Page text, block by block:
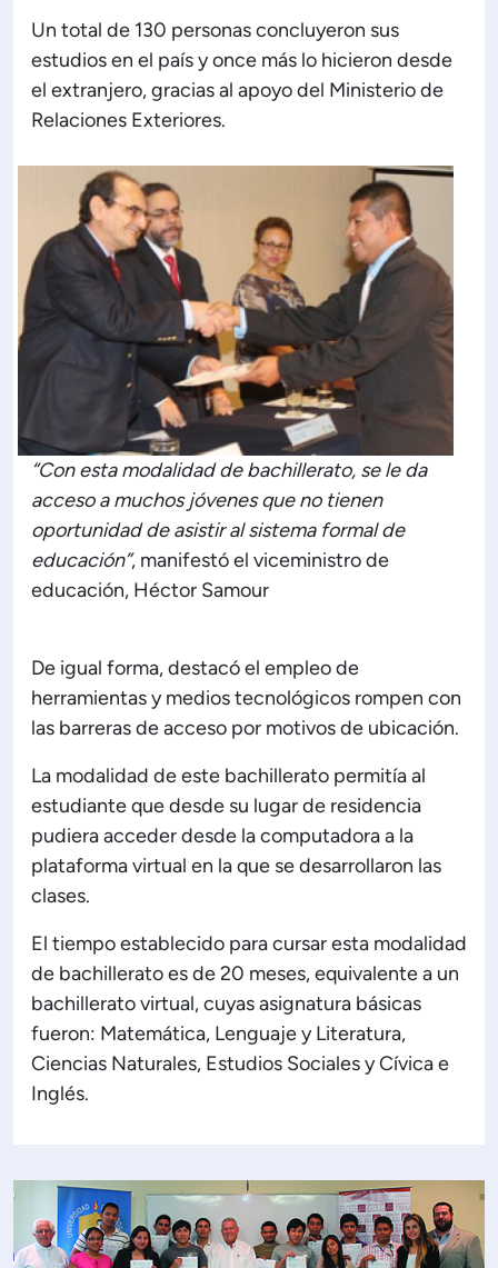
Académica
Secretaría General
de Ciencia y Tecnología
de Gestión Institucional
de Administración y Finanzas
Profesional e Internacionalización
Calidad Académica
Políticas institucionales
Acreditaciones
Boletín de noticias
Línea de tiempo
Un total de 130 personas concluyeron sus
estudios en el país y once más lo hicieron desde
el extranjero, gracias al apoyo del Ministerio de
Relaciones Exteriores.
“Con esta modalidad de bachillerato, se le da
acceso a muchos jóvenes que no tienen
oportunidad de asistir al sistema formal de
educación”, manifestó el viceministro de
educación, Héctor Samour
De igual forma, destacó el empleo de
herramientas y medios tecnológicos rompen con
las barreras de acceso por motivos de ubicación.
La modalidad de este bachillerato permitía al
estudiante que desde su lugar de residencia
pudiera acceder desde la computadora a la
plataforma virtual en la que se desarrollaron las
clases.
El tiempo establecido para cursar esta modalidad
de bachillerato es de 20 meses, equivalente a un
bachillerato virtual, cuyas asignatura básicas
fueron: Matemática, Lenguaje y Literatura,
Ciencias Naturales, Estudios Sociales y Cívica e
Inglés.